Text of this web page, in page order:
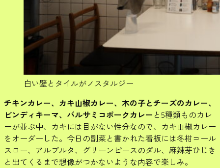
白い壁とタイルがノスタルジー
チキンカレー、カキ山椒カレー、木の子とチーズのカレー、
ビンディキーマ、バルサミコポークカレー と5種類ものカレ
ーが並ぶ中、カキには目がない性分なので、カキ山椒カレー
をオーダーした。今日の副菜と書かれた看板には冬柑コール
スロー、アルブルタ、グリーンピースのダル、麻辣芽ひじき
と出てくるまで想像がつかないような内容で楽しみ。